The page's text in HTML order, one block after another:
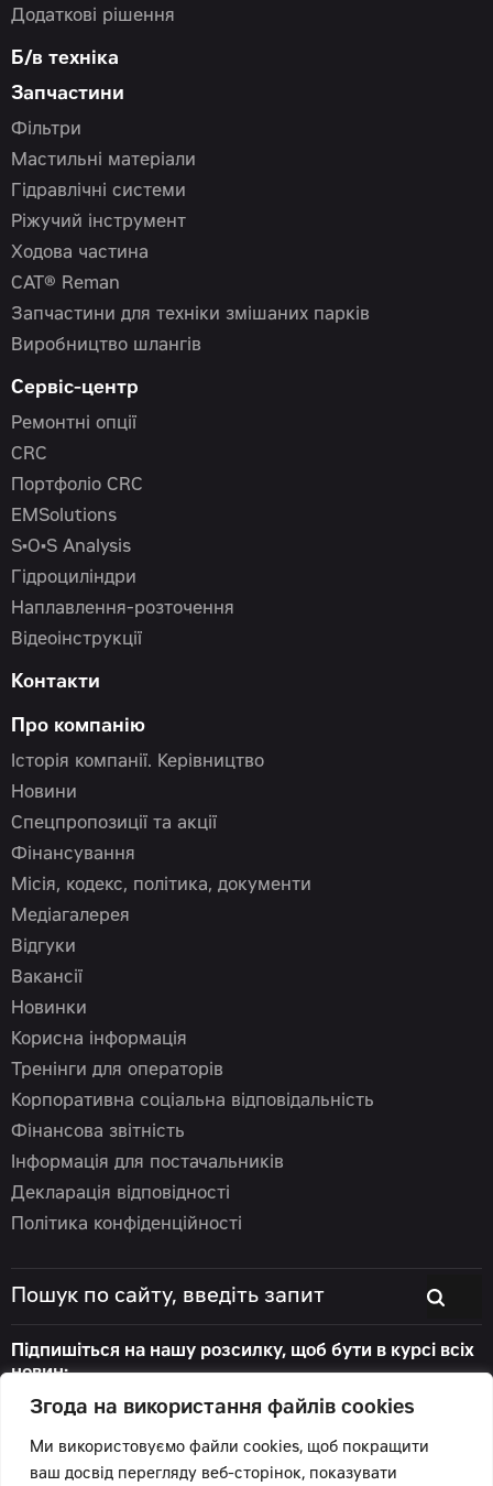
Згода на використання файлів cookies
Ми використовуємо файли cookies, щоб покращити
ваш досвід перегляду веб-сторінок, показувати
Додаткові рішення
Б/в техніка
Запчастини
Фільтри
Мастильні матеріали
Гідравлічні системи
Ріжучий інструмент
Ходова частина
CAT® Reman
Запчастини для техніки змішаних парків
Виробництво шлангів
Сервіс-центр
Ремонтні опції
CRC
Портфоліо CRC
EMSolutions
S•O•S Analysis
Гідроциліндри
Наплавлення-розточення
Відеоінструкції
Контакти
Про компанію
Історія компанії. Керівництво
Новини
Спецпропозиції та акції
Фінансування
Місія, кодекс, політика, документи
Медіагалерея
Відгуки
Вакансії
Новинки
Корисна інформація
Тренінги для операторів
Корпоративна соціальна відповідальність
Фінансова звітність
Інформація для постачальників
Декларація відповідності
Політика конфіденційності
Підпишіться на нашу розсилку, щоб бути в курсі всіх
новин: